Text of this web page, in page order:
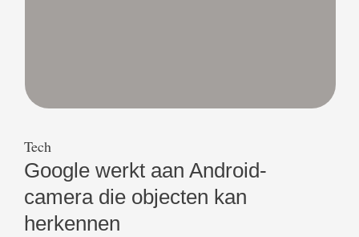
Tech
Google werkt aan Android-
camera die objecten kan
herkennen